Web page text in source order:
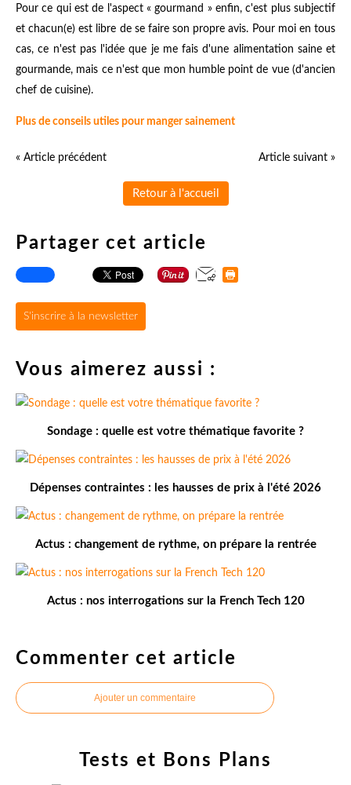
Pour ce qui est de l'aspect « gourmand » enfin, c'est plus subjectif
et chacun(e) est libre de se faire son propre avis. Pour moi en tous
cas, ce n'est pas l'idée que je me fais d'une alimentation saine et
gourmande, mais ce n'est que mon humble point de vue (d'ancien
chef de cuisine).
Plus de conseils utiles pour manger sainement
« Article précédent Article suivant »
Retour à l'accueil
Partager cet article
S'inscrire à la newsletter
Vous aimerez aussi :
Sondage : quelle est votre thématique favorite ?
Dépenses contraintes : les hausses de prix à l'été 2026
Actus : changement de rythme, on prépare la rentrée
Actus : nos interrogations sur la French Tech 120
Commenter cet article
Ajouter un commentaire
Tests et Bons Plans